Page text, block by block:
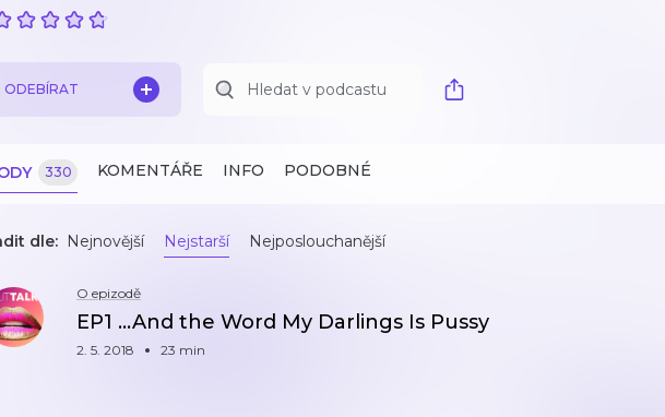
ODEBÍRAT
330 KOMENTÁŘE INFO PODOBNÉ
dle: Nejnovější Nejstarší Nejposlouchanější
O epizodě
EP1 ...And the Word My Darlings Is Pussy
2. 5. 2018 23 min